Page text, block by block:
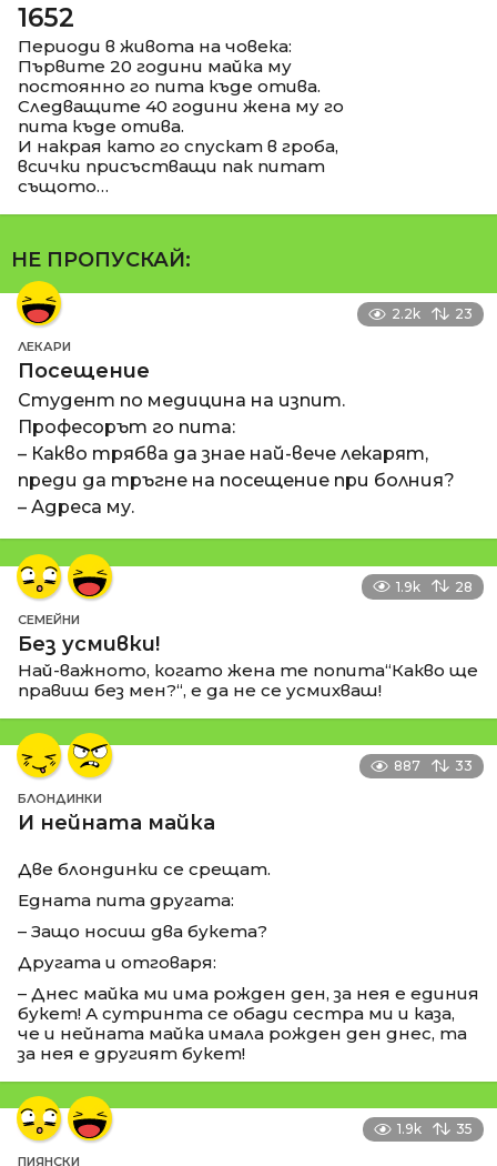
1652
Периоди в живота на човека:
Първите 20 години майка му
постоянно го пита къде отива.
Следващите 40 години жена му го
пита къде отива.
И накрая като го спускат в гроба,
всички присъстващи пак питат
същото…
НЕ ПРОПУСКАЙ:
2.2k 23
ЛЕКАРИ
Посещение
Студент по медицина на изпит.
Професорът го пита:
– Какво трябва да знае най-вече лекарят,
преди да тръгне на посещение при болния?
– Адреса му.
1.9k 28
СЕМЕЙНИ
Без усмивки!
Най-важното, когато жена те попита“Какво ще
правиш без мен?“, е да не се усмихваш!
887 33
БЛОНДИНКИ
И нейната майка
Две блондинки се срещат.
Едната пита другата:
– Защо носиш два букета?
Другата и отговаря:
– Днес майка ми има рожден ден, за нея е единия
букет! А сутринта се обади сестра ми и каза,
че и нейната майка имала рожден ден днес, та
за нея е другият букет!
1.9k 35
ПИЯНСКИ